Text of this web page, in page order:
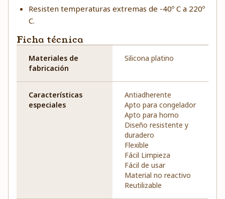
Resisten temperaturas extremas de -40º C a 220º
C.
Ficha técnica
Materiales de
fabricación
Silicona platino
Características
especiales
Antiadherente
Apto para congelador
Apto para horno
Diseño resistente y
duradero
Flexible
Fácil Limpieza
Fácil de usar
Material no reactivo
Reutilizable